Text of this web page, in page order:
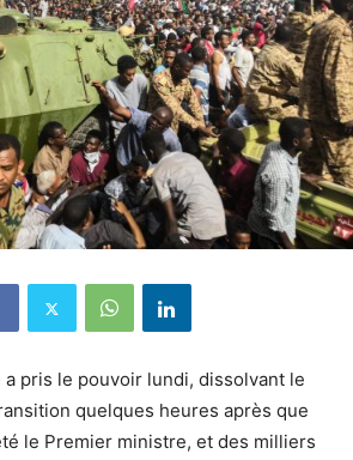
a pris le pouvoir lundi, dissolvant le
quelques heures après que
le Premier ministre, et des milliers